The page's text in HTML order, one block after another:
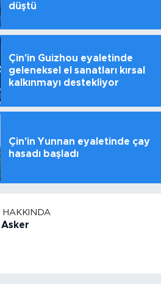
düştü
Çin'in Guizhou eyaletinde
geleneksel el sanatları kırsal
kalkınmayı destekliyor
Çin'in Yunnan eyaletinde çay
hasadı başladı
HAKKINDA